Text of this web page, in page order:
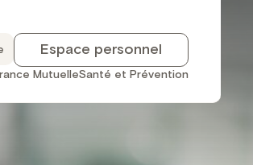
Espace personnel
MutuelleSanté et Prévention